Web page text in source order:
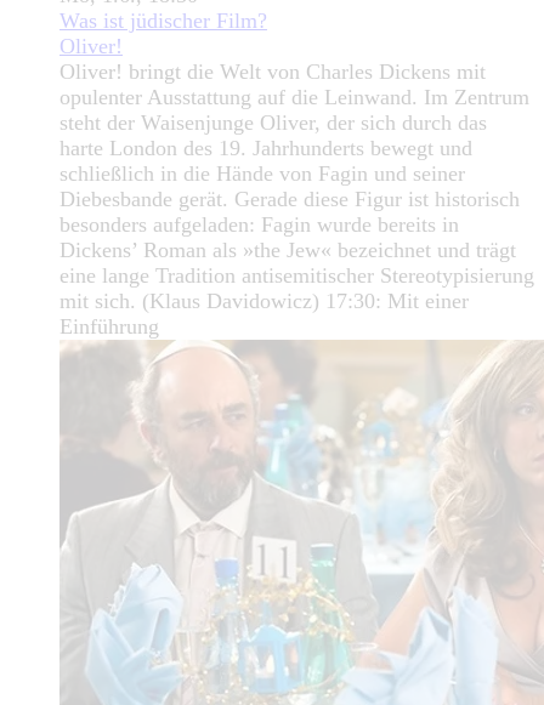
Was ist jüdischer Film?
Oliver!
Oliver! bringt die Welt von Charles Dickens mit
opulenter Ausstattung auf die Leinwand. Im Zentrum
steht der Waisenjunge Oliver, der sich durch das
harte London des 19. Jahrhunderts bewegt und
schließlich in die Hände von Fagin und seiner
Diebesbande gerät. Gerade diese Figur ist historisch
besonders aufgeladen: Fagin wurde bereits in
Dickens’ Roman als »the Jew« bezeichnet und trägt
eine lange Tradition antisemitischer Stereotypisierung
mit sich. (Klaus Davidowicz) 17:30: Mit einer
Einführung